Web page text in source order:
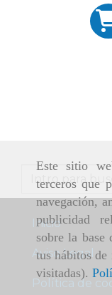
Este sitio
terceros que
navegación,
publicidad
sobre la
tus hábitos
visitadas).
Inicio
Aviso Legal
Política de